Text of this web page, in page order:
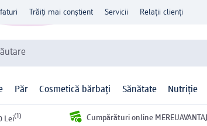
Trăiți mai conștient Servicii Relații clienți
Păr Cosmetică bărbați Sănătate Nutriție
Lei(1) Cumpărături online